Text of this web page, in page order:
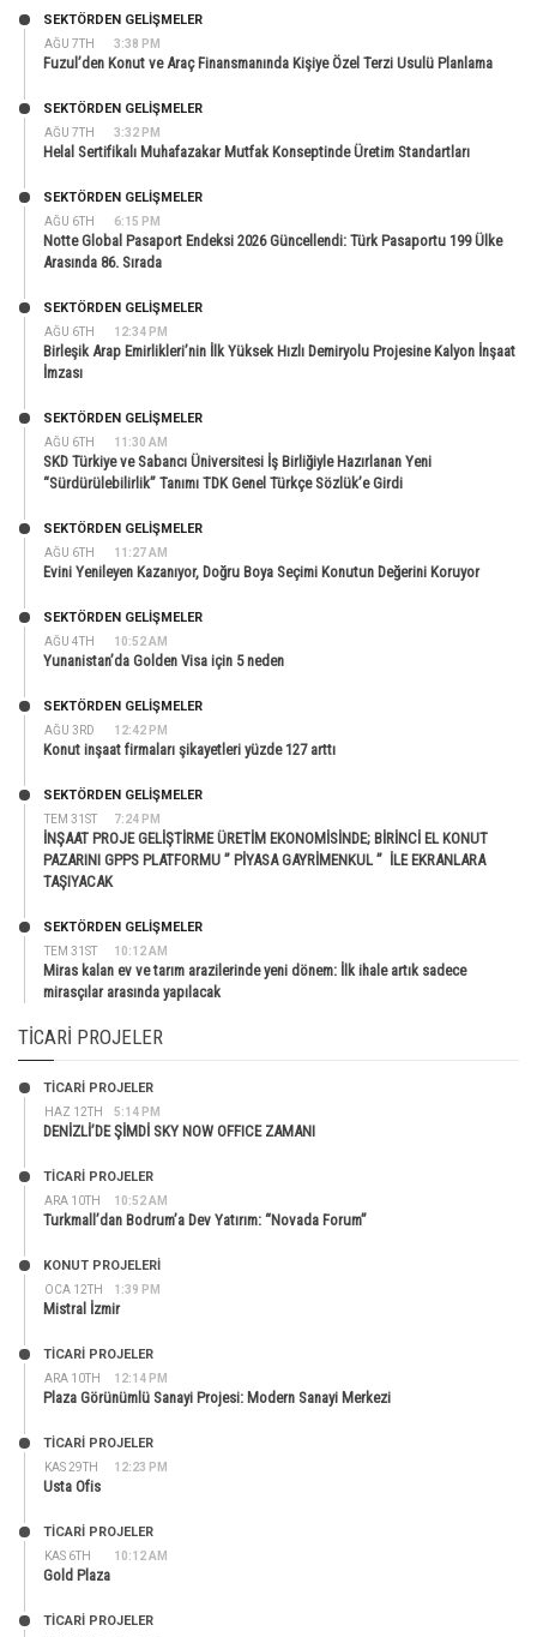
AĞU 7TH 3:38 PM
SEKTÖRDEN GELIŞMELER
Fuzul’den Konut ve Araç Finansmanında Kişiye Özel Terzi Usulü Planlama
AĞU 7TH 3:32 PM
SEKTÖRDEN GELIŞMELER
Helal Sertifikalı Muhafazakar Mutfak Konseptinde Üretim Standartları
AĞU 6TH 6:15 PM
SEKTÖRDEN GELIŞMELER
Notte Global Pasaport Endeksi 2026 Güncellendi: Türk Pasaportu 199 Ülke
Arasında 86. Sırada
AĞU 6TH 12:34 PM
SEKTÖRDEN GELIŞMELER
Birleşik Arap Emirlikleri’nin İlk Yüksek Hızlı Demiryolu Projesine Kalyon İnşaat
İmzası
AĞU 6TH 11:30 AM
SEKTÖRDEN GELIŞMELER
SKD Türkiye ve Sabancı Üniversitesi İş Birliğiyle Hazırlanan Yeni
“Sürdürülebilirlik” Tanımı TDK Genel Türkçe Sözlük’e Girdi
AĞU 6TH 11:27 AM
SEKTÖRDEN GELIŞMELER
Evini Yenileyen Kazanıyor, Doğru Boya Seçimi Konutun Değerini Koruyor
AĞU 4TH 10:52 AM
SEKTÖRDEN GELIŞMELER
Yunanistan’da Golden Visa için 5 neden
AĞU 3RD 12:42 PM
SEKTÖRDEN GELIŞMELER
Konut inşaat firmaları şikayetleri yüzde 127 arttı
TEM 31ST 7:24 PM
SEKTÖRDEN GELIŞMELER
İNŞAAT PROJE GELİŞTİRME ÜRETİM EKONOMİSİNDE; BİRİNCİ EL KONUT
PAZARINI GPPS PLATFORMU ” PİYASA GAYRİMENKUL ” İLE EKRANLARA
TAŞIYACAK
TEM 31ST 10:12 AM
SEKTÖRDEN GELIŞMELER
Miras kalan ev ve tarım arazilerinde yeni dönem: İlk ihale artık sadece
mirasçılar arasında yapılacak
TICARI PROJELER
HAZ 12TH 5:14 PM
TİCARİ PROJELER
DENİZLİ’DE ŞİMDİ SKY NOW OFFICE ZAMANI
ARA 10TH 10:52 AM
TİCARİ PROJELER
Turkmall’dan Bodrum’a Dev Yatırım: “Novada Forum”
OCA 12TH 1:39 PM
KONUT PROJELERI
Mistral İzmir
ARA 10TH 12:14 PM
TİCARİ PROJELER
Plaza Görünümlü Sanayi Projesi: Modern Sanayi Merkezi
KAS 29TH 12:23 PM
TİCARİ PROJELER
Usta Ofis
KAS 6TH 10:12 AM
TİCARİ PROJELER
Gold Plaza
TİCARİ PROJELER